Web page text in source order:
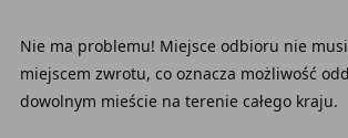
Nie ma problemu! Miejsce odbioru nie
miejscem zwrotu, co oznacza możliwość
dowolnym mieście na terenie całego kraju.